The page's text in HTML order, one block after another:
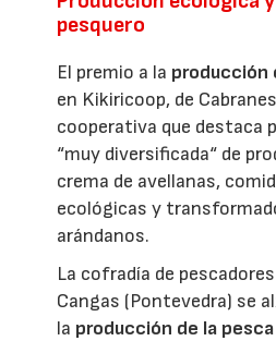
pesquero
El premio a la producción
en Kikiricoop, de
cooperativa que destaca
“muy diversificada“ de
crema de avellanas,
ecológicas y
arándanos.
La cofradía de
Cangas (Pontevedra) se
la producción de la